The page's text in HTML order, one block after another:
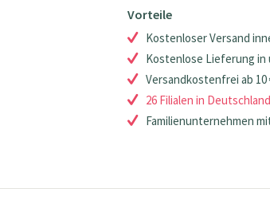
Vorteile
Kostenloser Versand
Kostenlose Lieferung in
Versandkostenfrei ab
26 Filialen in Deutschland
Familienunternehmen